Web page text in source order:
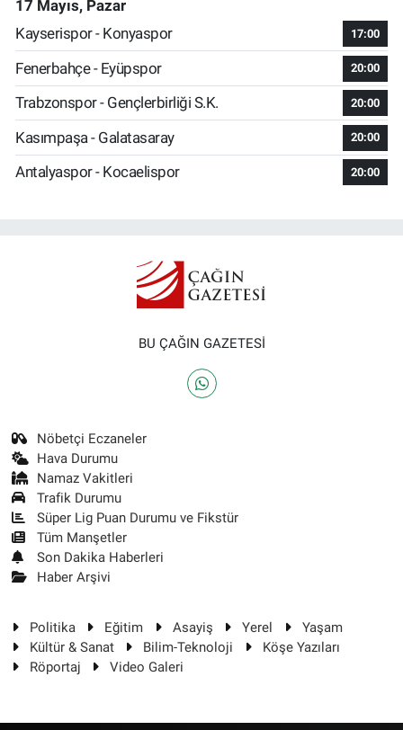
17 Mayıs, Pazar
Kayserispor - Konyaspor
17:00
Fenerbahçe - Eyüpspor 20:00
Trabzonspor - Gençlerbirliği S.K. 20:00
Kasımpaşa - Galatasaray 20:00
Antalyaspor - Kocaelispor 20:00
BU ÇAĞIN GAZETESİ
Nöbetçi Eczaneler
Hava Durumu
Namaz Vakitleri
Trafik Durumu
Süper Lig Puan Durumu ve Fikstür
Tüm Manşetler
Son Dakika Haberleri
Haber Arşivi
Politika Eğitim Asayiş Yerel
Yaşam
Kültür & Sanat
Bilim-Teknoloji
Köşe Yazıları
Röportaj
Video Galeri